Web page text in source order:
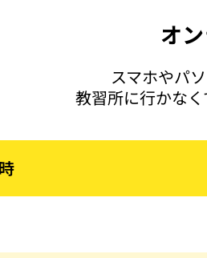
オ
スマホやパ
教習所に行かな